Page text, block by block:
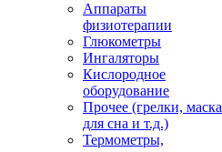
Аппараты
физиотерапии
Глюкометры
Ингаляторы
Кислородное
оборудование
Прочее (грелки, маска
для сна и т.д.)
Термометры,